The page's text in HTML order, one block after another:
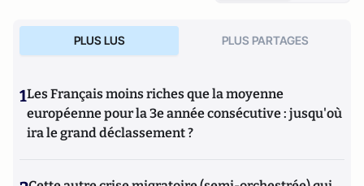
PLUS LUS PLUS PARTAGES
1Les Français moins riches que la moyenne
européenne pour la 3e année consécutive : jusqu'où
ira le grand déclassement ?